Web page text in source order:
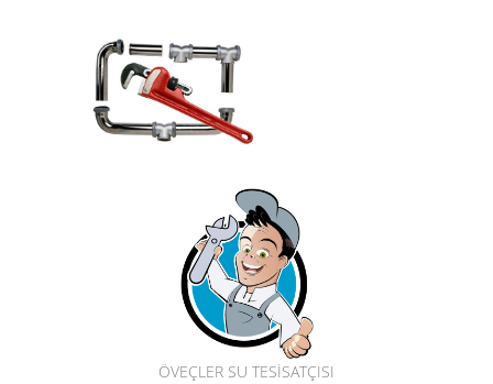
ÖVEÇLER SU TESİSATÇISI